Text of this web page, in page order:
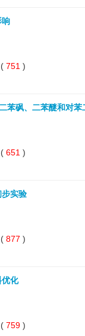
响
751 )
苯砜、二苯醚和对
651 )
实验
877 )
优化
759 )